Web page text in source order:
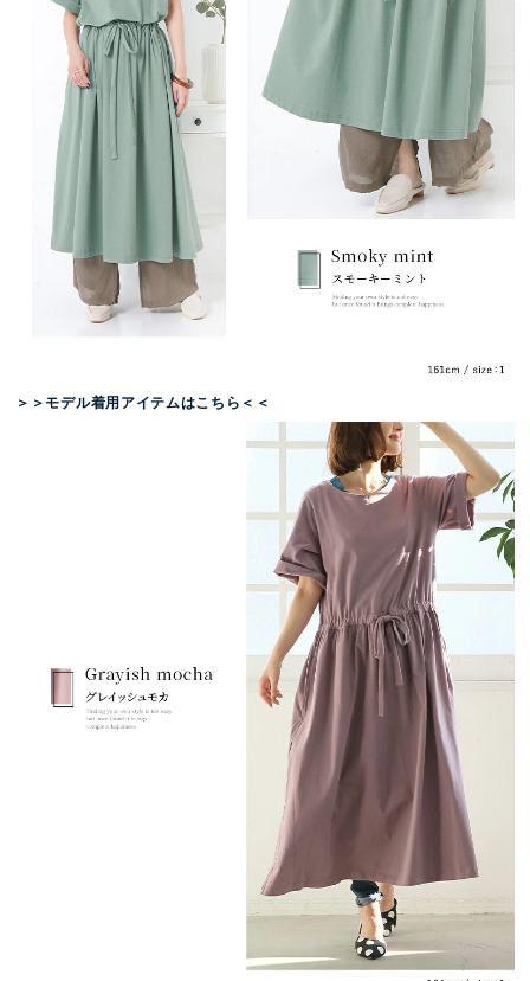
＞＞モデル着用アイテムはこちら＜＜